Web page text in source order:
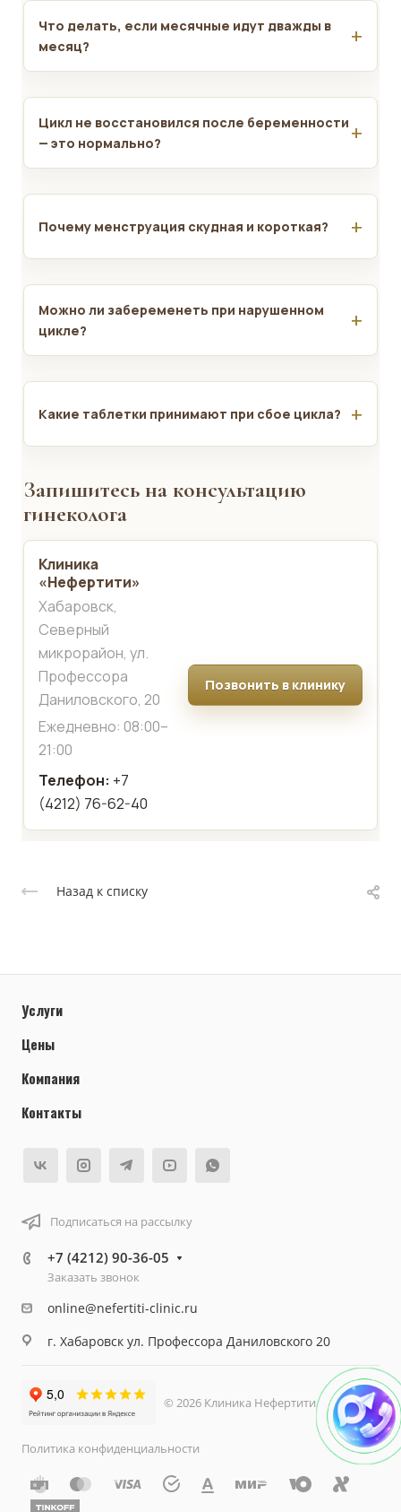
Что делать, если месячные идут дважды в
месяц?
Цикл не восстановился после беременности
— это нормально?
Почему менструация скудная и короткая?
Можно ли забеременеть при нарушенном
цикле?
Какие таблетки принимают при сбое цикла?
Запишитесь на консультацию
гинеколога
Клиника
«Нефертити»
Хабаровск,
Северный
микрорайон, ул.
Профессора
Даниловского, 20
Ежедневно: 08:00–
21:00
Телефон: +7
(4212) 76-62-40
Позвонить в клинику
Назад к списку
Услуги
Цены
Компания
Контакты
Подписаться на рассылку
+7 (4212) 90-36-05
Заказать звонок
online@nefertiti-clinic.ru
г. Хабаровск ул. Профессора Даниловского 20
© 2026 Клиника Нефертити
Политика конфиденциальности